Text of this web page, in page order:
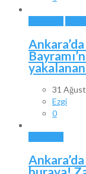
31
Ezgi
0